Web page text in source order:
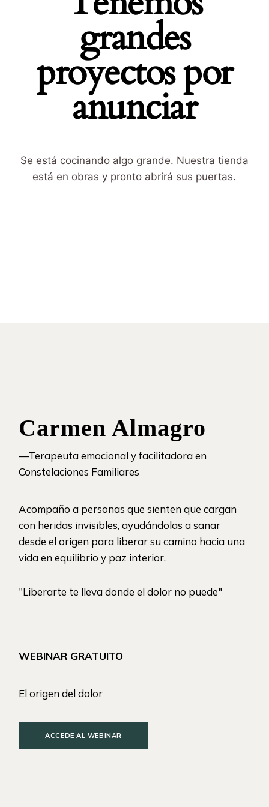
grandes
proyectos por
anunciar
Se está cocinando algo grande. Nuestra tienda
está en obras y pronto abrirá sus puertas.
Carmen Almagro
—Terapeuta emocional y facilitadora en
Constelaciones Familiares
Acompaño a personas que sienten que cargan
con heridas invisibles, ayudándolas a sanar
desde el origen para liberar su camino hacia una
vida en equilibrio y paz interior.
"Liberarte te lleva donde el dolor no puede"
WEBINAR GRATUITO
El origen del dolor
ACCEDE AL WEBINAR